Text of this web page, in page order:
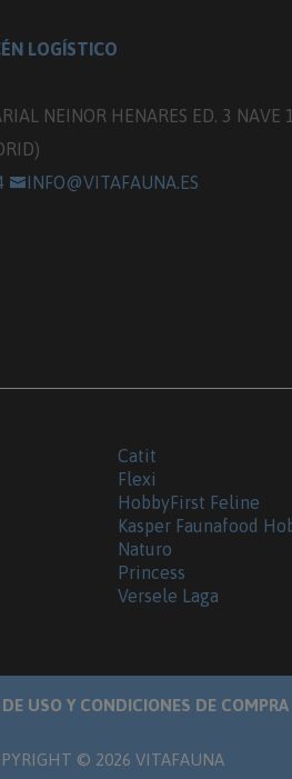
LOGÍSTICO
NEINOR HENARES ED. 3 NAVE
INFO@VITAFAUNA.ES
Catit
Flexi
HobbyFirst Feline
Kasper Faunafood
Naturo
Princess
Versele Laga
USO Y CONDICIONES DE COMPRA
© 2026 VITAFAUNA